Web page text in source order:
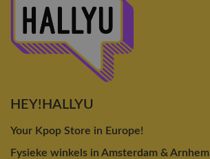
HEY!HALLYU
Your Kpop Store in Europe!
Fysieke winkels in Amsterdam & Arnhem